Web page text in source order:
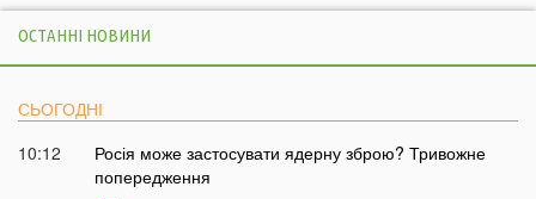
ОСТАННІ НОВИНИ
СЬОГОДНІ
10:12
Росія може застосувати ядерну зброю? Тривожне
попередження